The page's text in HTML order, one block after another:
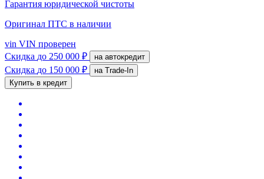
Гарантия юридической чистоты
Оригинал ПТС в наличии
vin VIN проверен
Скидка до 250 000 ₽ на автокредит
Скидка до 150 000 ₽
на Trade-In
Купить в кредит